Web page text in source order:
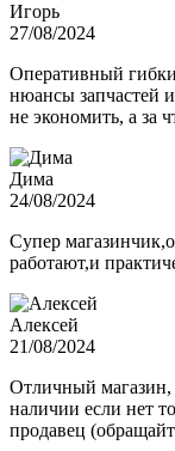
Игорь
27/08/2024
Оперативный
нюансы запчастей
не экономить, а за
Дима
24/08/2024
Супер
работают,и
Алексей
21/08/2024
Отличный магазин,
наличии если нет
продавец